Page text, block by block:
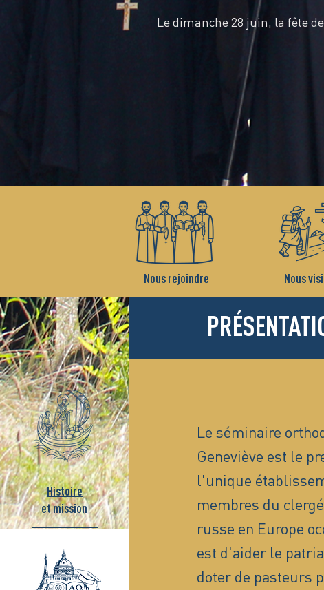
Le dimanche 28 juin, la fête
Nous rejoindre Nous
Histoire
et mission
Le séminaire
Geneviève est le
l'unique
membres du
russe en Europe
est d'aider le
doter de pasteurs